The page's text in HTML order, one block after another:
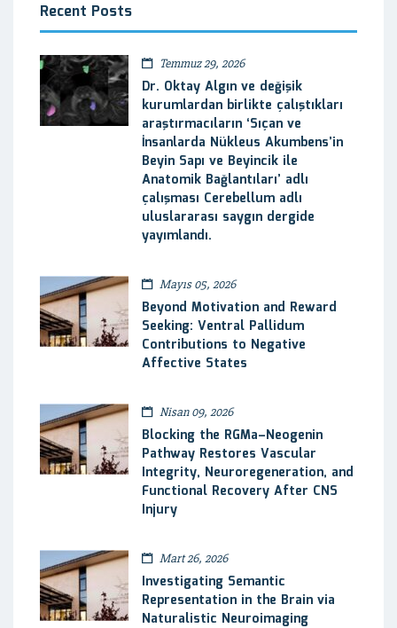
Recent Posts
Temmuz 29, 2026
Dr. Oktay Algın ve değişik
kurumlardan birlikte çalıştıkları
araştırmacıların ‘Sıçan ve
İnsanlarda Nükleus Akumbens’in
Beyin Sapı ve Beyincik ile
Anatomik Bağlantıları’ adlı
çalışması Cerebellum adlı
uluslararası saygın dergide
yayımlandı.
Mayıs 05, 2026
Beyond Motivation and Reward
Seeking: Ventral Pallidum
Contributions to Negative
Affective States
Nisan 09, 2026
Blocking the RGMa–Neogenin
Pathway Restores Vascular
Integrity, Neuroregeneration, and
Functional Recovery After CNS
Injury
Mart 26, 2026
Investigating Semantic
Representation in the Brain via
Naturalistic Neuroimaging